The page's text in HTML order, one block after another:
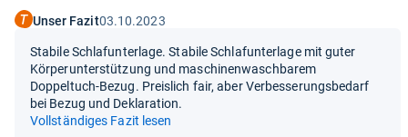
Unser Fazit03.10.2023
Stabile Schlafunterlage. Stabile Schlafunterlage mit guter
Körperunterstützung und maschinenwaschbarem
Doppeltuch-Bezug. Preislich fair, aber Verbesserungsbedarf
bei Bezug und Deklaration.
Vollständiges Fazit lesen